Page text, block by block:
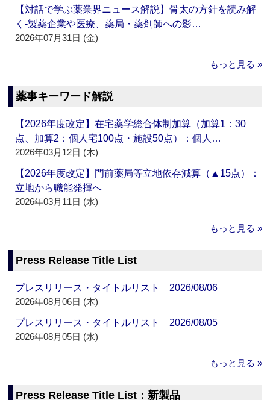
【対話で学ぶ薬業界ニュース解説】骨太の方針を読み解
く‐製薬企業や医療、薬局・薬剤師への影…
2026年07月31日 (金)
もっと見る »
薬事キーワード解説
【2026年度改定】在宅薬学総合体制加算（加算1：30
点、加算2：個人宅100点・施設50点）：個人…
2026年03月12日 (木)
【2026年度改定】門前薬局等立地依存減算（▲15点）：
立地から職能発揮へ
2026年03月11日 (水)
もっと見る »
Press Release Title List
プレスリリース・タイトルリスト 2026/08/06
2026年08月06日 (木)
プレスリリース・タイトルリスト 2026/08/05
2026年08月05日 (水)
もっと見る »
Press Release Title List：新製品